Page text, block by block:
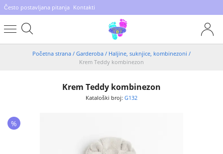
Često postavljana pitanja Kontakti
Početna strana / Garderoba / Haljine, suknjice, kombinezoni /
Krem Teddy kombinezon
Krem Teddy kombinezon
Kataloški broj: G132
%